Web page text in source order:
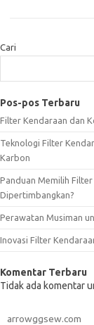
Cari
Pos-pos Terbaru
Filter Kendaraan dan
Teknologi Filter
Karbon
Panduan Memilih
Dipertimbangkan?
Perawatan Musiman
Inovasi Filter
Komentar Terbaru
Tidak ada komentar
arrowggsew.com